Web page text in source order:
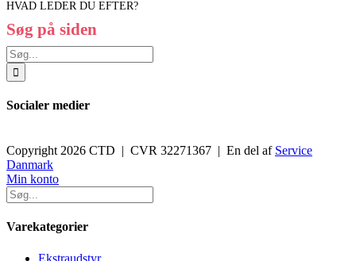
HVAD LEDER DU EFTER?
Søg på siden
Søg
efter:
Socialer medier
Copyright 2026 CTD | CVR 32271367 | En del af Service
Danmark
Toggle
Sliding
Bar
Area
Min konto
Varekategorier
Ekstraudstyr